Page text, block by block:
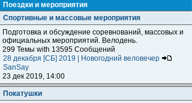
Поездки и мероприятия
Спортивные и массовые мероприятия
Подготовка и обсуждение соревнований, массовых и
официальных мероприятий. Велодень.
299 Темы with 13595 Сообщений
28 декабря [СБ] 2019 | Новогодний веловечер
SanSay
23 дек 2019, 14:00
Покатушки